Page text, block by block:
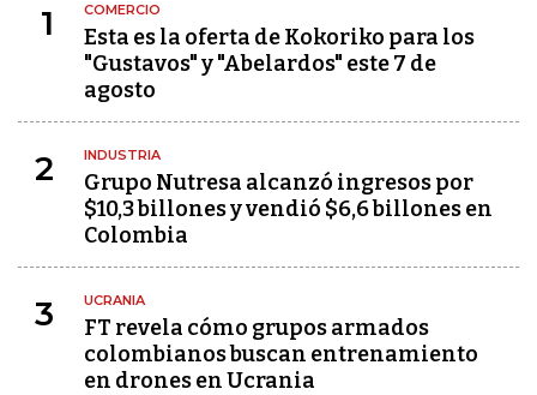
1 COMERCIO
Esta es la oferta de Kokoriko para los
"Gustavos" y "Abelardos" este 7 de
agosto
2 INDUSTRIA
Grupo Nutresa alcanzó ingresos por
$10,3 billones y vendió $6,6 billones en
Colombia
3 UCRANIA
FT revela cómo grupos armados
colombianos buscan entrenamiento
en drones en Ucrania